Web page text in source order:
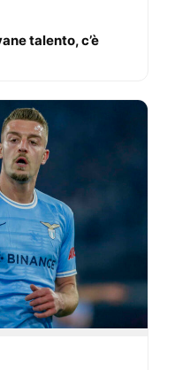
talento, c’è